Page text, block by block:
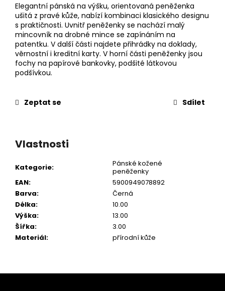
Elegantní pánská na výšku, orientovaná peněženka
ušitá z pravé kůže, nabízí kombinaci klasického designu
s praktičnosti. Uvnitř peněženky se nachází malý
mincovník na drobné mince se zapínáním na
patentku. V další části najdete přihrádky na doklady,
věrnostní i kreditní karty. V horní části peněženky jsou
fochy na papírové bankovky, podšité látkovou
podšívkou.
Zeptat se Sdílet
Vlastnosti
Kategorie:
Pánské kožené
peněženky
EAN:
5900949078892
Barva:
Černá
Délka:
10.00
Výška:
13.00
Šířka:
3.00
Materiál: přírodní kůže
Z